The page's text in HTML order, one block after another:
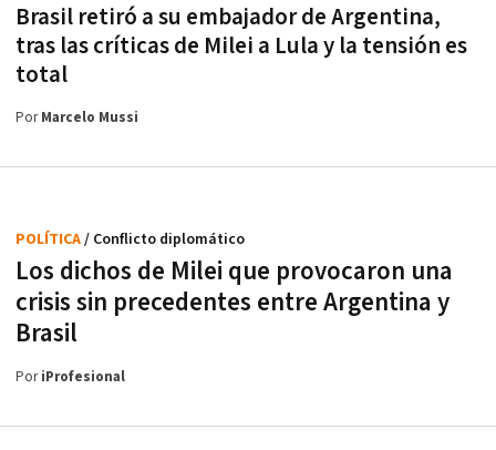
Brasil retiró a su embajador de Argentina,
tras las críticas de Milei a Lula y la tensión es
total
PorMarcelo Mussi
Los dichos de Milei que provocaron una
crisis sin precedentes entre Argentina y
Brasil
POLÍTICA/ Conflicto diplomático
PoriProfesional